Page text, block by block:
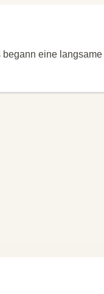
eine langsame